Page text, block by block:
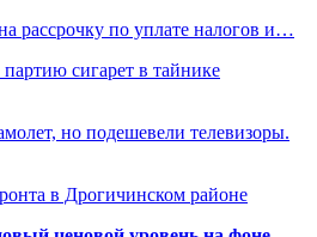
рассрочку по уплате налогов и…
сигарет в тайнике
но подешевели телевизоры.
в Дрогичинском районе